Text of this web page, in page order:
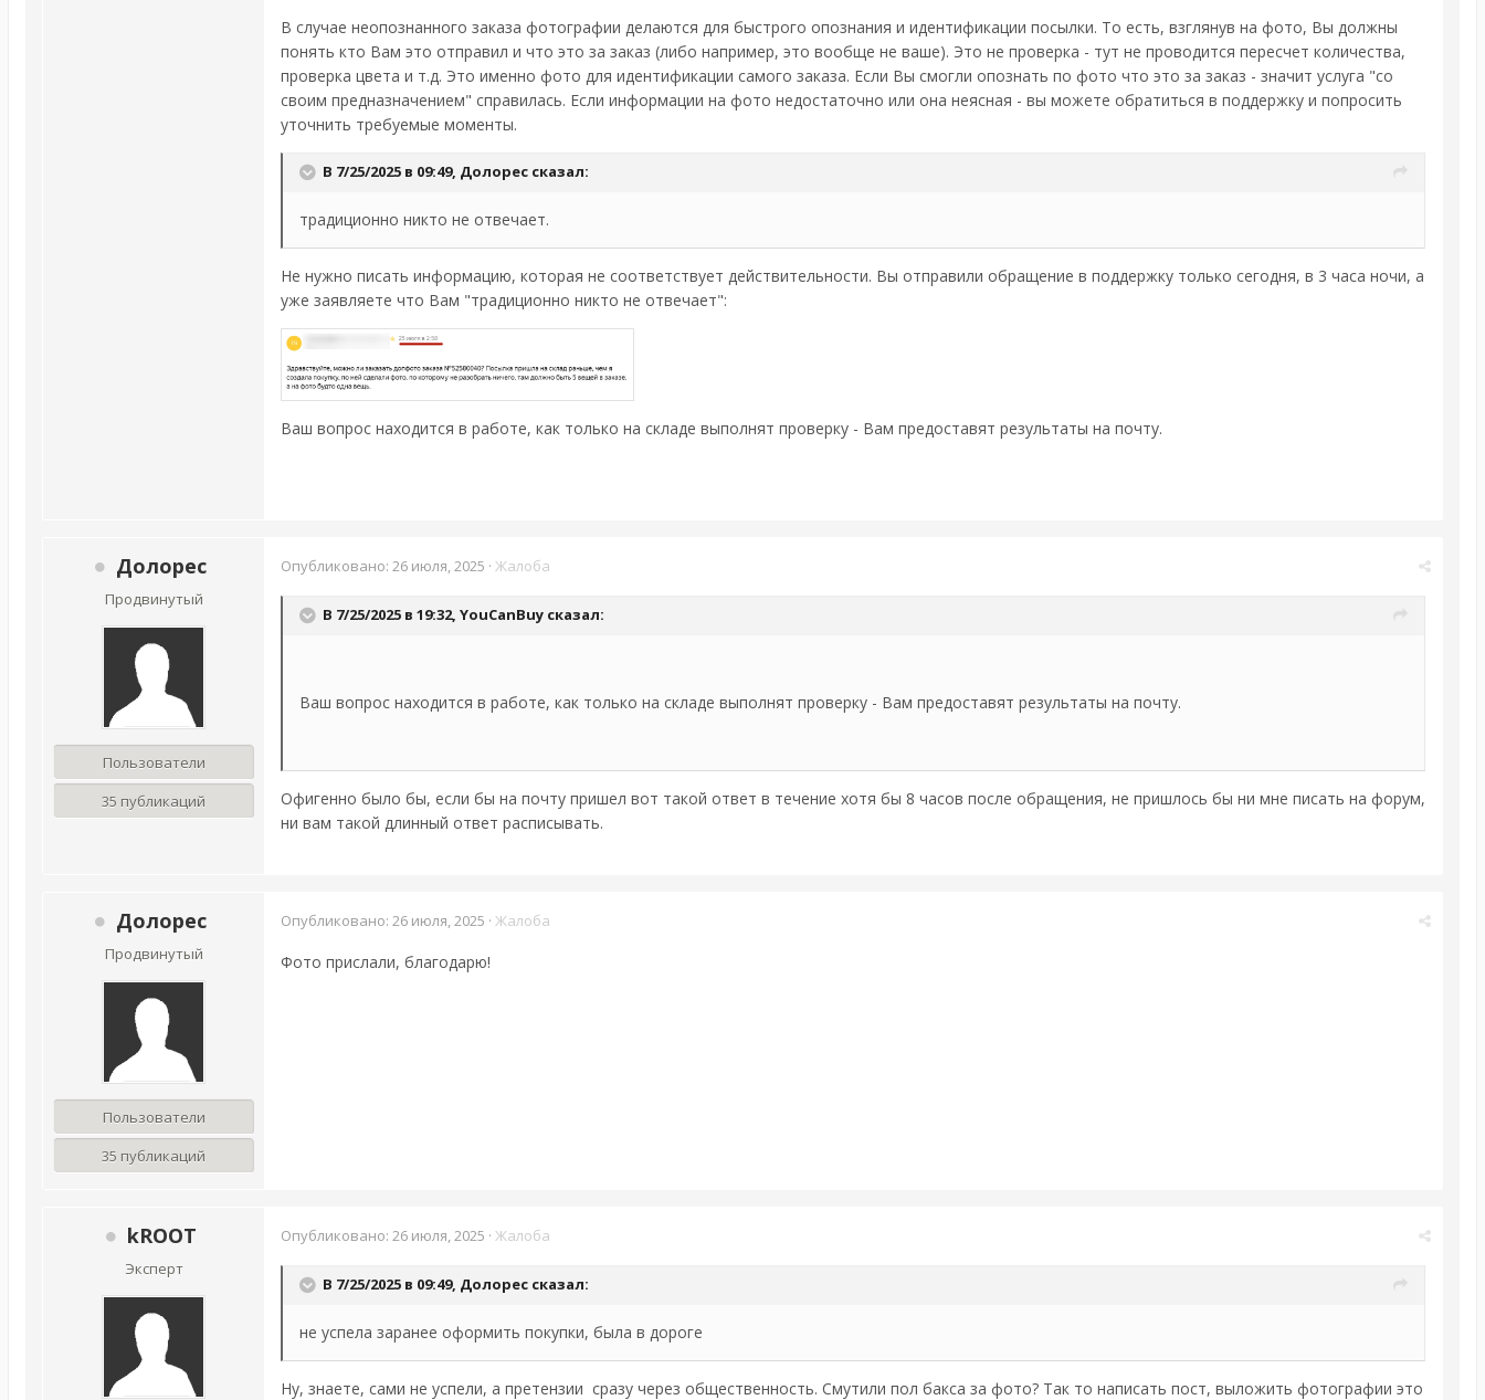
В случае неопознанного заказа фотографии делаются для быстрого опознания и идентификации посылки. То есть, взглянув на фото, Вы должны
понять кто Вам это отправил и что это за заказ (либо например, это вообще не ваше). Это не проверка - тут не проводится пересчет количества,
проверка цвета и т.д. Это именно фото для идентификации самого заказа. Если Вы смогли опознать по фото что это за заказ - значит услуга "со
своим предназначением" справилась. Если информации на фото недостаточно или она неясная - вы можете обратиться в поддержку и попросить
уточнить требуемые моменты.
В 7/25/2025 в 09:49, Долорес сказал:
традиционно никто не отвечает.
Не нужно писать информацию, которая не соответствует действительности. Вы отправили обращение в поддержку только сегодня, в 3 часа ночи, а
уже заявляете что Вам "традиционно никто не отвечает":
Ваш вопрос находится в работе, как только на складе выполнят проверку - Вам предоставят результаты на почту.
Долорес
Продвинутый
Пользователи
35 публикаций
Опубликовано: 26 июля, 2025 · Жалоба
В 7/25/2025 в 19:32, YouCanBuy сказал:
Ваш вопрос находится в работе, как только на складе выполнят проверку - Вам предоставят результаты на почту.
Офигенно было бы, если бы на почту пришел вот такой ответ в течение хотя бы 8 часов после обращения, не пришлось бы ни мне писать на форум,
ни вам такой длинный ответ расписывать.
Долорес
Продвинутый
Пользователи
35 публикаций
Опубликовано: 26 июля, 2025 · Жалоба
Фото прислали, благодарю!
kROOT
Эксперт
Опубликовано: 26 июля, 2025 · Жалоба
В 7/25/2025 в 09:49, Долорес сказал:
не успела заранее оформить покупки, была в дороге
Ну, знаете, сами не успели, а претензии сразу через общественность. Смутили пол бакса за фото? Так то написать пост, выложить фотографии это